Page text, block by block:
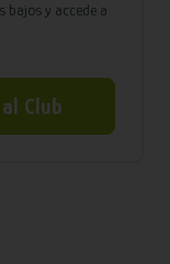
bajos y accede a
Club